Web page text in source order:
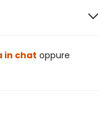
in chat oppure